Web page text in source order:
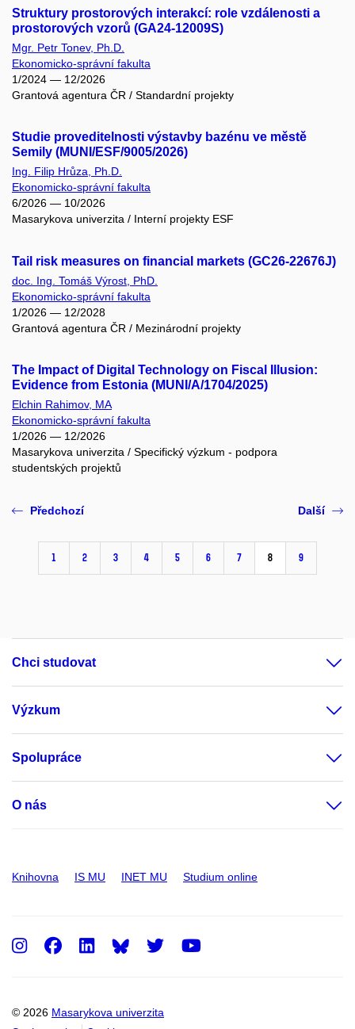
Struktury prostorových interakcí: role vzdálenosti a
prostorových vzorů (GA24-12009S)
Mgr. Petr Tonev, Ph.D.
Ekonomicko-správní fakulta
1/2024 — 12/2026
Grantová agentura ČR / Standardní projekty
Studie proveditelnosti výstavby bazénu ve městě
Semily (MUNI/ESF/9005/2026)
Ing. Filip Hrůza, Ph.D.
Ekonomicko-správní fakulta
6/2026 — 10/2026
Masarykova univerzita / Interní projekty ESF
Tail risk measures on financial markets (GC26-22676J)
doc. Ing. Tomáš Výrost, PhD.
Ekonomicko-správní fakulta
1/2026 — 12/2028
Grantová agentura ČR / Mezinárodní projekty
The Impact of Digital Technology on Fiscal Illusion:
Evidence from Estonia (MUNI/A/1704/2025)
Elchin Rahimov, MA
Ekonomicko-správní fakulta
1/2026 — 12/2026
Masarykova univerzita / Specifický výzkum - podpora
studentských projektů
Předchozí
1 2 3 4 5 6 7 8 9
Další
Chci studovat
Výzkum
Spolupráce
O nás
Knihovna IS MU INET MU Studium online
© 2026 Masarykova univerzita
Instagram
Facebook
LinkedInTwitter